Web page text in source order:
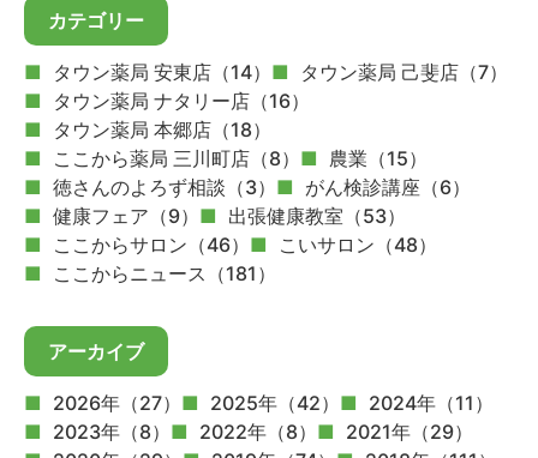
カテゴリー
タウン薬局 安東店（14）
タウン薬局 己斐店（7）
タウン薬局 ナタリー店（16）
タウン薬局 本郷店（18）
ここから薬局 三川町店（8）
農業（15）
徳さんのよろず相談（3）
がん検診講座（6）
健康フェア（9）
出張健康教室（53）
ここからサロン（46）
こいサロン（48）
ここからニュース（181）
アーカイブ
2026年（27） 2025年（42）
2024年（11）
2023年（8）
2022年（8）
2021年（29）